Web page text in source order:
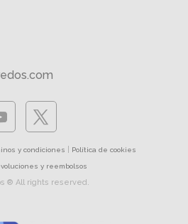
y condiciones Política de cookies
y reembolsos
® All rights reserved.